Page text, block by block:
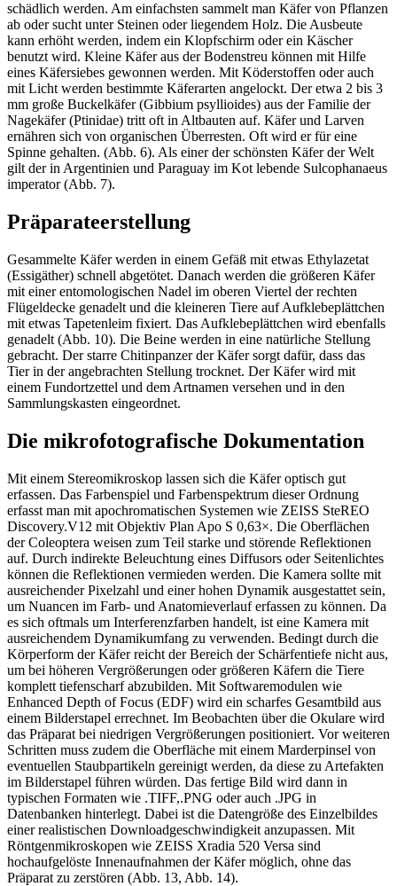
schädlich werden. Am einfachsten sammelt man Käfer von Pflanzen
ab oder sucht unter Steinen oder liegendem Holz. Die Ausbeute
kann erhöht werden, indem ein Klopfschirm oder ein Käscher
benutzt wird. Kleine Käfer aus der Bodenstreu können mit Hilfe
eines Käfersiebes gewonnen werden. Mit Köderstoffen oder auch
mit Licht werden bestimmte Käferarten angelockt. Der etwa 2 bis 3
mm große Buckelkäfer (Gibbium psyllioides) aus der Familie der
Nagekäfer (Ptinidae) tritt oft in Altbauten auf. Käfer und Larven
ernähren sich von organischen Überresten. Oft wird er für eine
Spinne gehalten. (Abb. 6). Als einer der schönsten Käfer der Welt
gilt der in Argentinien und Paraguay im Kot lebende Sulcophanaeus
imperator (Abb. 7).
Präparateerstellung
Gesammelte Käfer werden in einem Gefäß mit etwas Ethylazetat
(Essigäther) schnell abgetötet. Danach werden die größeren Käfer
mit einer entomologischen Nadel im oberen Viertel der rechten
Flügeldecke genadelt und die kleineren Tiere auf Aufklebeplättchen
mit etwas Tapetenleim fixiert. Das Aufklebeplättchen wird ebenfalls
genadelt (Abb. 10). Die Beine werden in eine natürliche Stellung
gebracht. Der starre Chitinpanzer der Käfer sorgt dafür, dass das
Tier in der angebrachten Stellung trocknet. Der Käfer wird mit
einem Fundortzettel und dem Artnamen versehen und in den
Sammlungskasten eingeordnet.
Die mikrofotografische Dokumentation
Mit einem Stereomikroskop lassen sich die Käfer optisch gut
erfassen. Das Farbenspiel und Farbenspektrum dieser Ordnung
erfasst man mit apochromatischen Systemen wie ZEISS SteREO
Discovery.V12 mit Objektiv Plan Apo S 0,63×. Die Oberflächen
der Coleoptera weisen zum Teil starke und störende Reflektionen
auf. Durch indirekte Beleuchtung eines Diffusors oder Seitenlichtes
können die Reflektionen vermieden werden. Die Kamera sollte mit
ausreichender Pixelzahl und einer hohen Dynamik ausgestattet sein,
um Nuancen im Farb- und Anatomieverlauf erfassen zu können. Da
es sich oftmals um Interferenzfarben handelt, ist eine Kamera mit
ausreichendem Dynamikumfang zu verwenden. Bedingt durch die
Körperform der Käfer reicht der Bereich der Schärfentiefe nicht aus,
um bei höheren Vergrößerungen oder größeren Käfern die Tiere
komplett tiefenscharf abzubilden. Mit Softwaremodulen wie
Enhanced Depth of Focus (EDF) wird ein scharfes Gesamtbild aus
einem Bilderstapel errechnet. Im Beobachten über die Okulare wird
das Präparat bei niedrigen Vergrößerungen positioniert. Vor weiteren
Schritten muss zudem die Oberfläche mit einem Marderpinsel von
eventuellen Staubpartikeln gereinigt werden, da diese zu Artefakten
im Bilderstapel führen würden. Das fertige Bild wird dann in
typischen Formaten wie .TIFF,.PNG oder auch .JPG in
Datenbanken hinterlegt. Dabei ist die Datengröße des Einzelbildes
einer realistischen Downloadgeschwindigkeit anzupassen. Mit
Röntgenmikroskopen wie ZEISS Xradia 520 Versa sind
hochaufgelöste Innenaufnahmen der Käfer möglich, ohne das
Präparat zu zerstören (Abb. 13, Abb. 14).